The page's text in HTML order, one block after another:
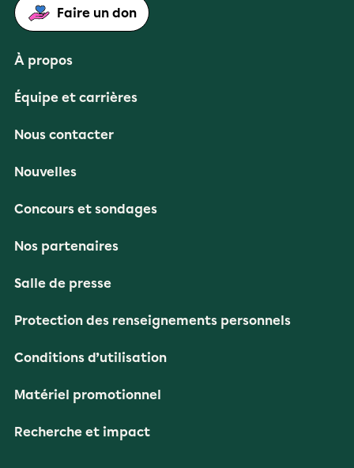
Faire un don
À propos
Équipe et carrières
Nous contacter
Nouvelles
Concours et sondages
Nos partenaires
Salle de presse
Protection des renseignements personnels
Conditions d’utilisation
Matériel promotionnel
Recherche et impact